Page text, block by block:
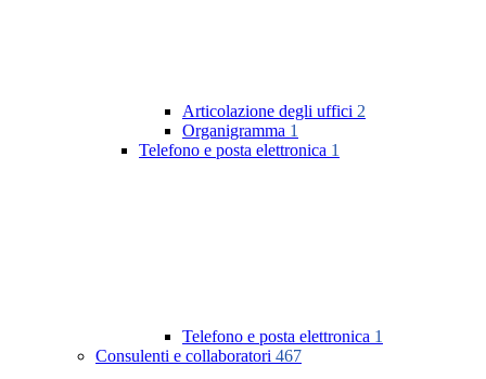
Articolazione degli uffici 2
Organigramma 1
Telefono e posta elettronica 1
Telefono e posta elettronica 1
Consulenti e collaboratori 467